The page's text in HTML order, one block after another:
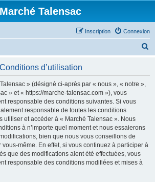
Marché Talensac
Connexion
Inscription
d’utilisation
» (désigné ci-après par « nous », « notre »,
» et « https://marche-talensac.com »), vous
responsable des conditions suivantes. Si vous
responsable de toutes les conditions
utiliser et accéder à « Marché Talensac ». Nous
à n’importe quel moment et nous essaierons
bien que nous vous conseillons de
même. En effet, si vous continuez à participer à
que des modifications aient été effectuées, vous
responsable des conditions modifiées et mises à